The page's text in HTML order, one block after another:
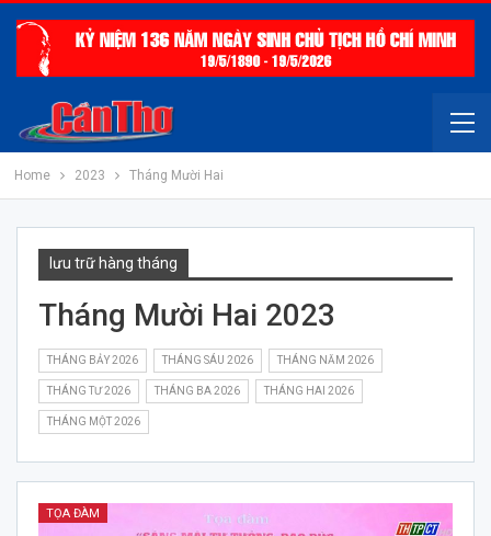
Home 2023 Tháng Mười Hai
lưu trữ hàng tháng
Tháng Mười Hai 2023
THÁNG BẢY 2026 THÁNG SÁU 2026 THÁNG NĂM 2026
THÁNG TƯ 2026 THÁNG BA 2026 THÁNG HAI 2026
THÁNG MỘT 2026
TỌA ĐÀM